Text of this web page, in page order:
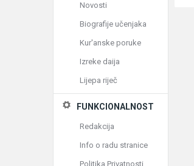
Novosti
Biografije učenjaka
Kur'anske poruke
Izreke daija
Lijepa riječ
FUNKCIONALNOST
Redakcija
Info o radu stranice
Politika Privatnosti